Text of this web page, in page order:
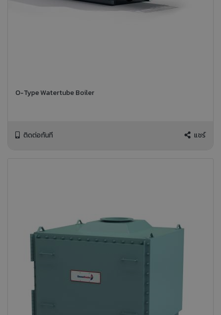
O-Type Watertube Boiler
ติดต่อทันที แชร์